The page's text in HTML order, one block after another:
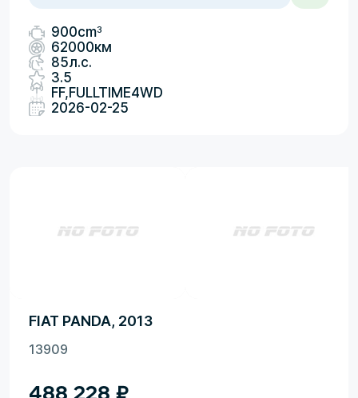
900cm3
62000км
85л.с.
3.5
FF,FULLTIME4WD
2026-02-25
FIAT PANDA, 2013
13909
488 228 ₽